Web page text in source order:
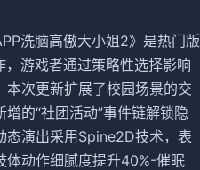
洗脑高傲大小姐2》是热门版
，游戏者通过策略性选择影响
本次更新扩展了校园场景的交
增的“社团活动”事件链解锁隐
态演出采用Spine2D技术，表
体动作细腻度提升40%-催眠